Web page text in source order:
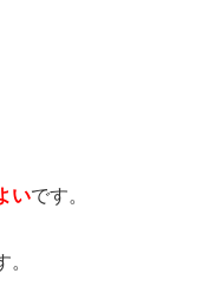
いです。
。